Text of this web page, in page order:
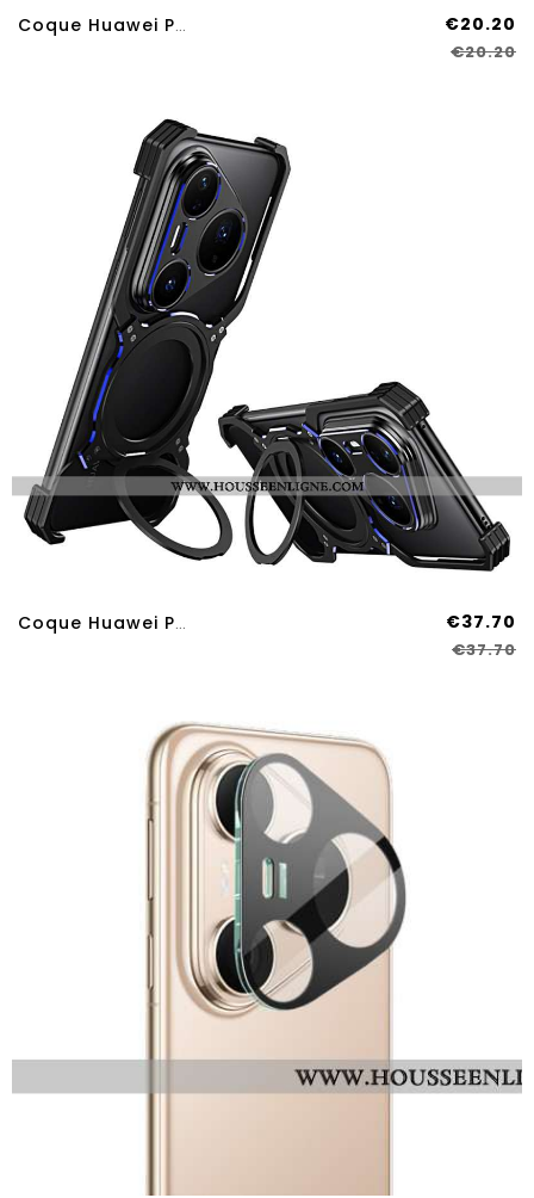
Coque Huawei Pura 80 Pro SULADA €20.20
€20.20
Coque Huawei Pura 80 Pro Support Intégré Et Fixation Magnétique €37.70
€37.70